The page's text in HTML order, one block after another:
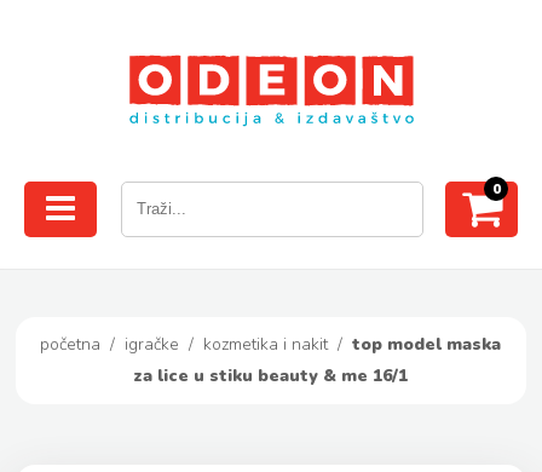
0
početna / igračke / kozmetika i nakit/top model maska
za lice u stiku beauty & me 16/1